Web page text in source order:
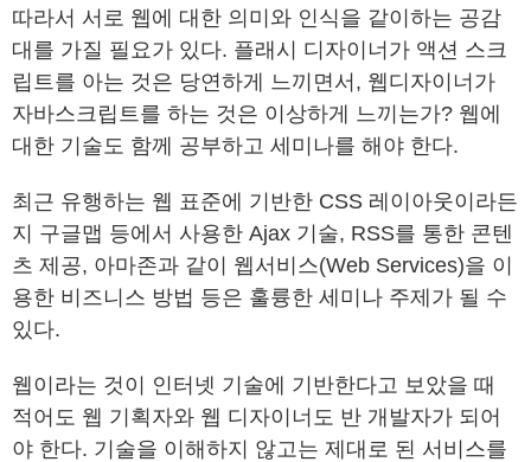
따라서 서로 웹에 대한 의미와 인식을 같이하는 공감
대를 가질 필요가 있다. 플래시 디자이너가 액션 스크
립트를 아는 것은 당연하게 느끼면서, 웹디자이너가
자바스크립트를 하는 것은 이상하게 느끼는가? 웹에
대한 기술도 함께 공부하고 세미나를 해야 한다.
최근 유행하는 웹 표준에 기반한 CSS 레이아웃이라든
지 구글맵 등에서 사용한 Ajax 기술, RSS를 통한 콘텐
츠 제공, 아마존과 같이 웹서비스(Web Services)을 이
용한 비즈니스 방법 등은 훌륭한 세미나 주제가 될 수
있다.
웹이라는 것이 인터넷 기술에 기반한다고 보았을 때
적어도 웹 기획자와 웹 디자이너도 반 개발자가 되어
야 한다. 기술을 이해하지 않고는 제대로 된 서비스를